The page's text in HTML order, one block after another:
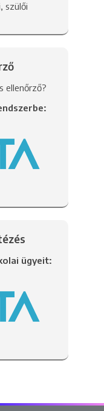
szülői
ellenőrző?
ügyeit: